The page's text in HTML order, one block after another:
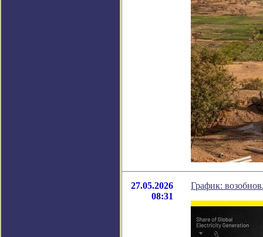
27.05.2026
08:31
График: